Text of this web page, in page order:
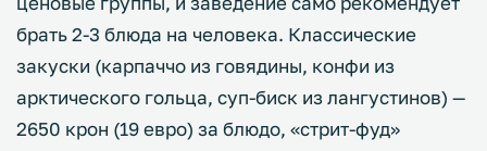
брать 2-3 блюда на человека. Классические
закуски (карпаччо из говядины, конфи из
арктического гольца, суп-биск из лангустинов) —
2650 крон (19 евро) за блюдо, «стрит-фуд»